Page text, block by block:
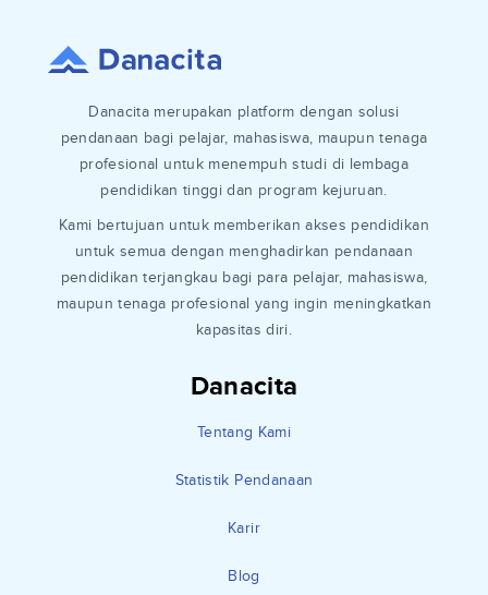
Danacita
Tentang Kami
Statistik Pendanaan
Karir
Blog
Danacita merupakan platform dengan solusi
pendanaan bagi pelajar, mahasiswa, maupun tenaga
profesional untuk menempuh studi di lembaga
pendidikan tinggi dan program kejuruan.
Kami bertujuan untuk memberikan akses pendidikan
untuk semua dengan menghadirkan pendanaan
pendidikan terjangkau bagi para pelajar, mahasiswa,
maupun tenaga profesional yang ingin meningkatkan
kapasitas diri.